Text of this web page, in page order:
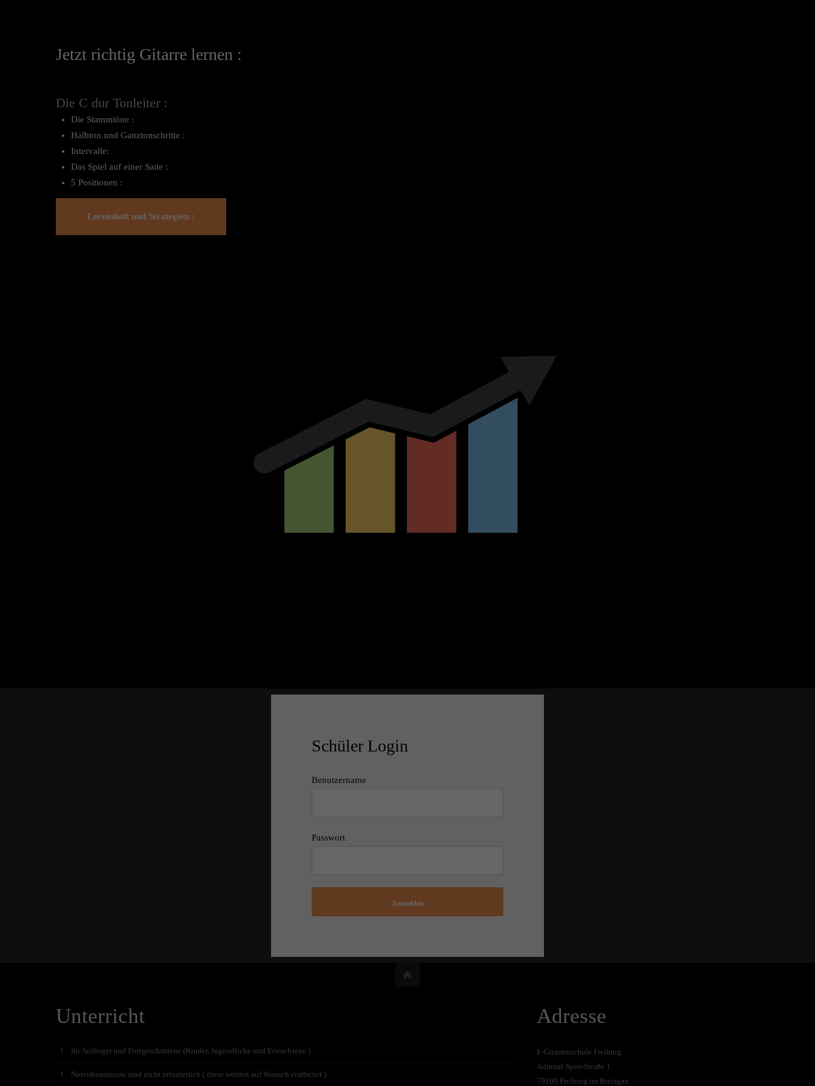
Jetzt richtig Gitarre lernen :
Die C dur Tonleiter :
Die Stammtöne :
Halbton und Ganztonschritte :
Intervalle:
Das Spiel auf einer Saite :
5 Positionen :
Lerninhalt und Strategien :
Schüler Login
Benutzername
Passwort
Anmelden
Unterricht
für Anfänger und Fortgeschrittene (Kinder, Jugendliche und Erwachsene )
Notenkenntnisse sind nicht erforderlich ( diese werden auf Wunsch erarbeitet )
Adresse
E-Gitarrenschule Freiburg
Admiral-Spee-Straße 1
79100 Freiburg im Breisgau